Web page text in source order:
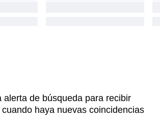
alerta de búsqueda para recibir
haya nuevas coincidencias